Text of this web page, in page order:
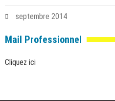
septembre 2014
Mail Professionnel
Cliquez ici